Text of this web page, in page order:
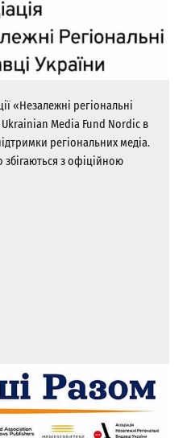
«Незалежні регіональні
Ukrainian Media Fund Nordic в
регіональних медіа.
збігаються з офіційною